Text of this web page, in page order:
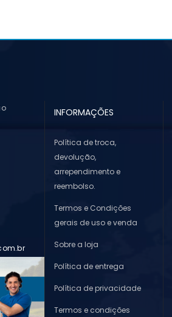
INFORMAÇÕES
Política de troca,
devolução,
arrependimento e
reembolso.
Termos e Condições
gerais de uso e venda
Sobre a loja
Política de entrega
Política de privacidade
Termos e condições